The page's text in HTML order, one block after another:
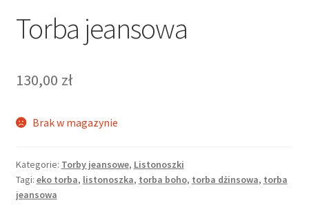
Torba jeansowa
130,00 zł
Brak w magazynie
Kategorie: Torby jeansowe, Listonoszki
Tagi: eko torba, listonoszka, torba boho, torba dżinsowa, torba
jeansowa